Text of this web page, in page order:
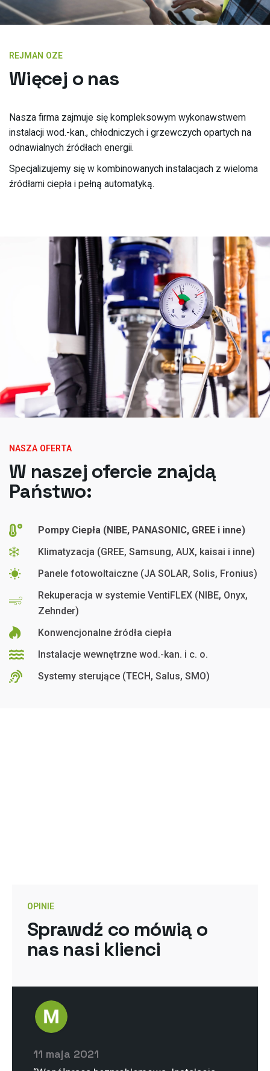
REJMAN OZE
Więcej o nas
Nasza firma zajmuje się kompleksowym wykonawstwem
instalacji wod.-kan., chłodniczych i grzewczych opartych na
odnawialnych źródłach energii.
Specjalizujemy się w kombinowanych instalacjach z wieloma
źródłami ciepła i pełną automatyką.
NASZA OFERTA
W naszej ofercie znajdą
Państwo:
Pompy Ciepła (NIBE, PANASONIC, GREE i inne)
Klimatyzacja (GREE, Samsung, AUX, kaisai i inne)
Panele fotowoltaiczne (JA SOLAR, Solis, Fronius)
Rekuperacja w systemie VentiFLEX (NIBE, Onyx,
Zehnder)
Konwencjonalne źródła ciepła
Instalacje wewnętrzne wod.-kan. i c. o.
Systemy sterujące (TECH, Salus, SMO)
11 maja 2021
OPINIE
Sprawdź co mówią o
nas nasi klienci